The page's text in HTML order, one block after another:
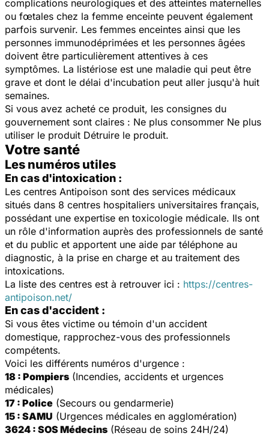
complications neurologiques et des atteintes maternelles
ou fœtales chez la femme enceinte peuvent également
parfois survenir. Les femmes enceintes ainsi que les
personnes immunodéprimées et les personnes âgées
doivent être particulièrement attentives à ces
symptômes. La listériose est une maladie qui peut être
grave et dont le délai d'incubation peut aller jusqu'à huit
semaines.
Si vous avez acheté ce produit, les consignes du
gouvernement sont claires : Ne plus consommer Ne plus
utiliser le produit Détruire le produit.
Votre santé
Les numéros utiles
En cas d'intoxication :
Les centres Antipoison sont des services médicaux
situés dans 8 centres hospitaliers universitaires français,
possédant une expertise en toxicologie médicale. Ils ont
un rôle d'information auprès des professionnels de santé
et du public et apportent une aide par téléphone au
diagnostic, à la prise en charge et au traitement des
intoxications.
La liste des centres est à retrouver ici : https://centres-
antipoison.net/
En cas d'accident :
Si vous êtes victime ou témoin d'un accident
domestique, rapprochez-vous des professionnels
compétents.
Voici les différents numéros d'urgence :
18 : Pompiers (Incendies, accidents et urgences
médicales)
17 : Police (Secours ou gendarmerie)
15 : SAMU (Urgences médicales en agglomération)
3624 : SOS Médecins (Réseau de soins 24H/24)